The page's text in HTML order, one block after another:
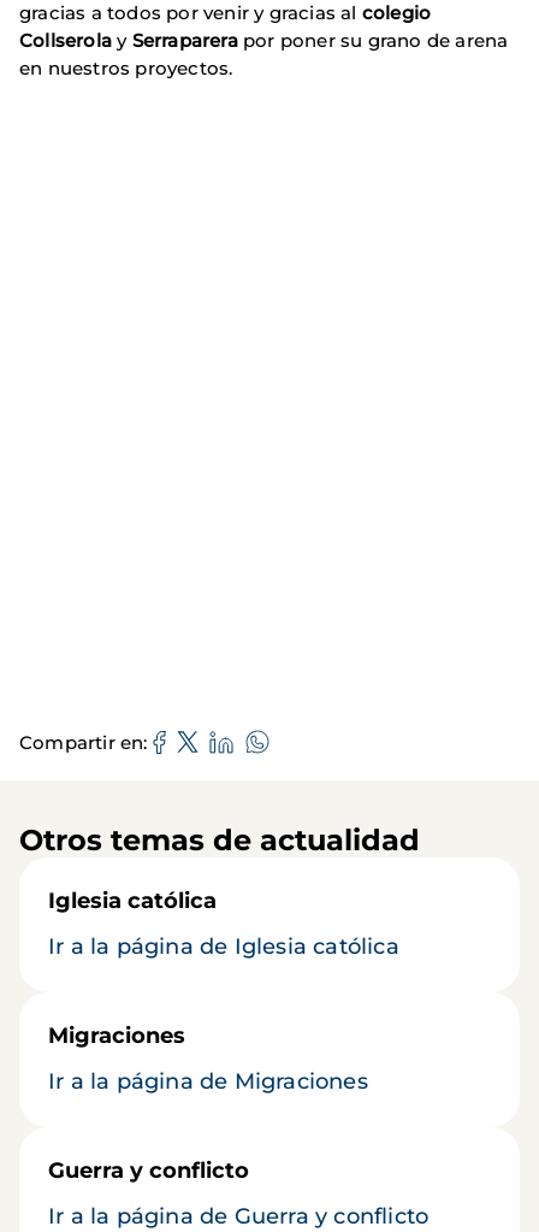
gracias a todos por venir y gracias al colegio
Collserola y Serraparera por poner su grano de arena
en nuestros proyectos.
Compartir en
Otros temas de actualidad
Iglesia católica
Ir a la página de Iglesia católica
Migraciones
Ir a la página de Migraciones
Guerra y conflicto
Ir a la página de Guerra y conflicto